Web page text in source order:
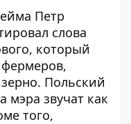
Петр
слова
который
. Польский
мэра звучат как
того,